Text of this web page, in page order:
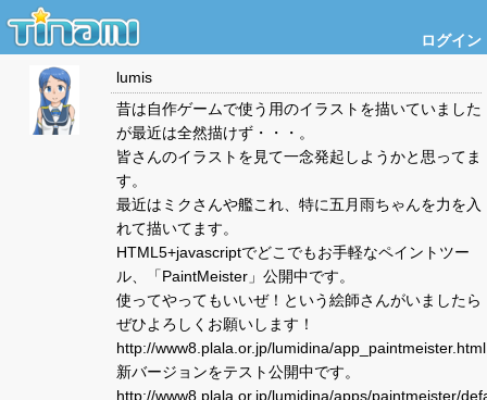
ログイン
lumis
昔は自作ゲームで使う用のイラストを描いていました
が最近は全然描けず・・・。
皆さんのイラストを見て一念発起しようかと思ってま
す。
最近はミクさんや艦これ、特に五月雨ちゃんを力を入
れて描いてます。
HTML5+javascriptでどこでもお手軽なペイントツー
ル、「PaintMeister」公開中です。
使ってやってもいいぜ！という絵師さんがいましたら
ぜひよろしくお願いします！
http://www8.plala.or.jp/lumidina/app_paintmeister.html
新バージョンをテスト公開中です。
http://www8.plala.or.jp/lumidina/apps/paintmeister/